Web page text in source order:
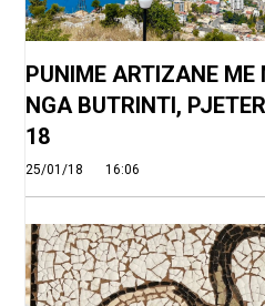
PUNIME ARTIZANE ME
NGA BUTRINTI,
18
25/01/18 16:06